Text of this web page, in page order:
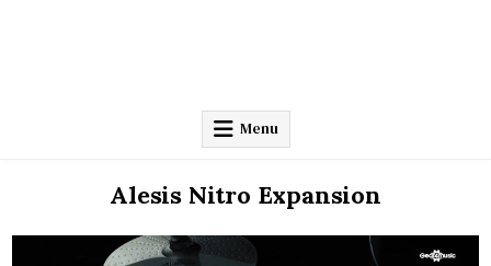
Menu
Alesis Nitro Expansion